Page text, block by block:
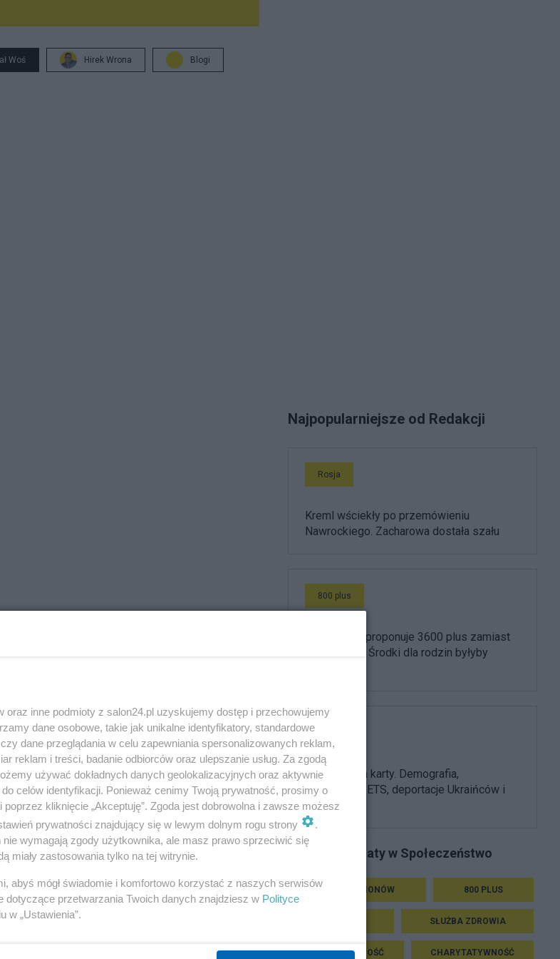
Woś Hirek Wrona Blogi
Najpopularniejsze od Redakcji
Rosja
Kreml wściekły po przemówieniu
Nawrockiego. Zacharowa dostała szału
800 plus
Morawiecki proponuje 3600 plus zamiast
800 złotych. Środki dla rodzin byłyby
PiS odkrywa karty. Demografia,
mieszkania, ETS, deportacje Ukraińców i
rozliczenia
Podobne tematy w Społeczeństwo
GŁOS REGIONÓW 800 PLUS
SŁUŻBA ZDROWIA
PRZESTĘPCZOŚĆ CHARYTATYWNOŚĆ
oraz inne podmioty z salon24.pl uzyskujemy dostęp i przechowujemy
dane osobowe, takie jak unikalne identyfikatory, standardowe
dane przeglądania w celu zapewniania spersonalizowanych reklam,
reklam i treści, badanie odbiorców oraz ulepszanie usług. Za zgodą
używać dokładnych danych geolokalizacyjnych oraz aktywnie
celów identyfikacji. Ponieważ cenimy Twoją prywatność, prosimy o
kliknięcie „Akceptuję”. Zgoda jest dobrowolna i zawsze możesz
prywatności znajdujący się w lewym dolnym rogu strony
.
wymagają zgody użytkownika, ale masz prawo sprzeciwić się
miały zastosowania tylko na tej witrynie.
abyś mógł świadomie i komfortowo korzystać z naszych serwisów
dotyczące przetwarzania Twoich danych znajdziesz w Polityce
w „Ustawienia”.